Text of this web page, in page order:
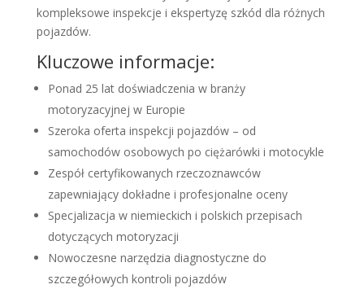
kompleksowe inspekcje i ekspertyzę szkód dla różnych
pojazdów.
Kluczowe informacje:
Ponad 25 lat doświadczenia w branży
motoryzacyjnej w Europie
Szeroka oferta inspekcji pojazdów – od
samochodów osobowych po ciężarówki i motocykle
Zespół certyfikowanych rzeczoznawców
zapewniający dokładne i profesjonalne oceny
Specjalizacja w niemieckich i polskich przepisach
dotyczących motoryzacji
Nowoczesne narzędzia diagnostyczne do
szczegółowych kontroli pojazdów